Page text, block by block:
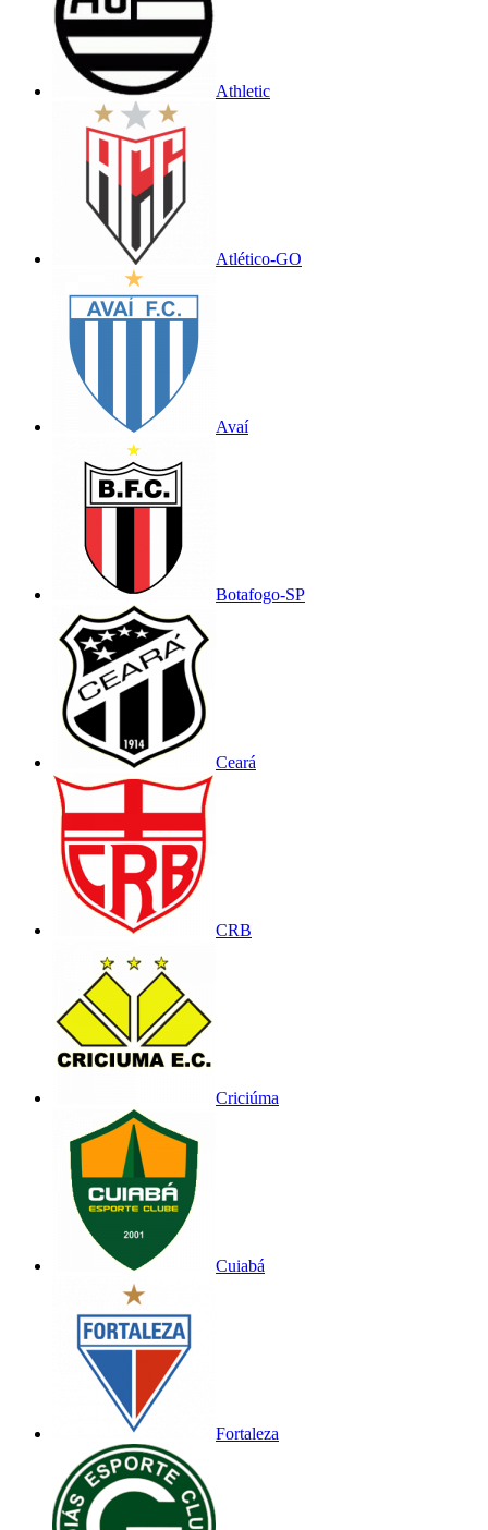
Athletic
Atlético-GO
Avaí
Botafogo-SP
Ceará
CRB
Criciúma
Cuiabá
Fortaleza